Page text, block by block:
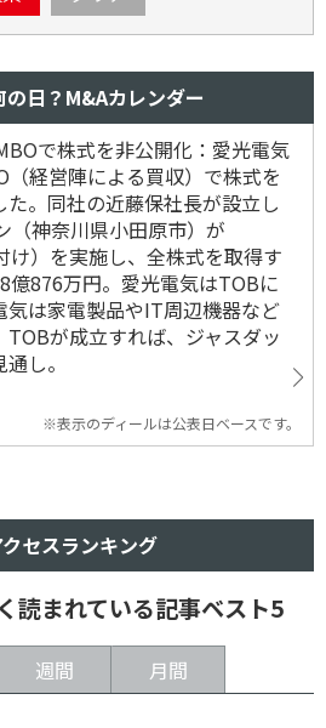
の日？M&Aカレンダー
で株式を非公開化：愛光電気
（経営陣による買収）で株式を
。同社の近藤保社長が設立し
（神奈川県小田原市）が
け）を実施し、全株式を取得す
億876万円。愛光電気はTOBに
気は家電製品やIT周辺機器など
が成立すれば、ジャスダッ
し。
※表示のディールは公表日ベースです。
セスランキング
読まれている記事ベスト5
週間 月間